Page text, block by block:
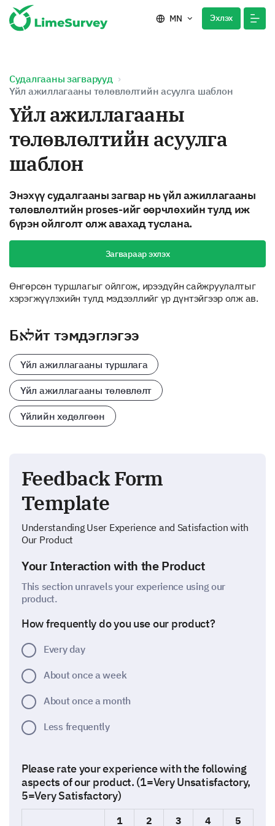
MN Эхлэх
Судалгааны загварууд
Үйл ажиллагааны төлөвлөлтийн асуулга шаблон
Үйл ажиллагааны
төлөвлөлтийн асуулга
шаблон
Энэхүү судалгааны загвар нь үйл ажиллагааны
төлөвлөлтийн proses-ийг өөрчлөхийн тулд иж
бүрэн ойлголт олж авахад туслана.
Загвараар эхлэх
Өнгөрсөн туршлагыг ойлгож, ирээдүйн сайжруулалтыг
хэрэгжүүлэхийн тулд мэдээллийг үр дүнтэйгээр олж ав.
Бלאйт тэмдэглэгээ
Үйл ажиллагааны туршлага
Үйл ажиллагааны төлөвлөлт
Үйлийн хөдөлгөөн
Feedback Form
Template
Understanding User Experience and Satisfaction with
Our Product
Your Interaction with the Product
This section unravels your experience using our
product.
How frequently do you use our product?
Every day
About once a week
About once a month
Less frequently
Please rate your experience with the following
aspects of our product. (1=Very Unsatisfactory,
5=Very Satisfactory)
1 2 3 4
5